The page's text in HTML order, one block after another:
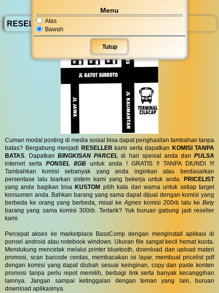
Menu
Atas
Bawah
Tutup
RESELLER BassComp
Cuman modal posting di media sosial bisa dapat penghasilan tambahan tanpa
batas? Bergabung menjadi RESELLERkami serta dapatkan KOMISI TANPA
BATAS. DapatkanBINGKISAN PARCEL di hari spesial anda danPULSA
internet serta PONSEL 8GB untuk anda ! GRATIS !! TANPA DIUNDI !!!
Tambahkan komisi sebanyak yang anda inginkan atau berdasarkan
persentase lalu biarkan sistem kami yang bekerja untuk anda. PRICELIST
yang anda bagikan bisa KUSTOM pilih kata dan warna untuk setiap target
konsumen anda. Bahkan barang yang sama dapat dijual dengan komisi yang
berbeda ke orang yang berbeda, misal keAgnes komisi 200rb lalu ke Bety
barang yang sama komisi 300rb. Tertarik? Yuk buruan gabung jadi reseller
kami.
Percepat akses ke marketplace BassComp dengan menginstall aplikasi di
ponsel android atau notebook windows. Ukuran file sangat kecil hemat kuota.
Mendukung mencetak melalui printer bluetooth, download dan upload materi
promosi, scan barcode cerdas, membacakan isi layar, membuat pricelist pdf
dengan komisi yang dapat diubah sesuai keinginan, copy dan paste konten
promosi tanpa perlu repot memilih, berbagi link serta banyak kecanggihan
lainnya. Jangan sampai ketinggalan dengan teman yang lain, buruan
download aplikasinya.